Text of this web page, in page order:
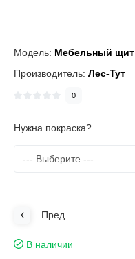
Модель: Мебельный щит
Производитель: Лес-Тут
0
Нужна покраска?
Пред.
В наличии